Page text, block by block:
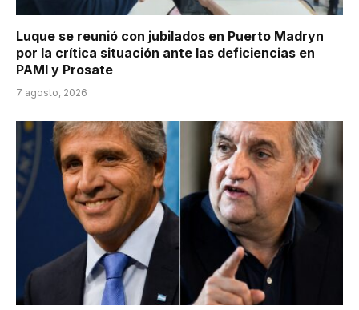
Luque se reunió con jubilados en Puerto Madryn
por la crítica situación ante las deficiencias en
PAMI y Prosate
7 agosto, 2026